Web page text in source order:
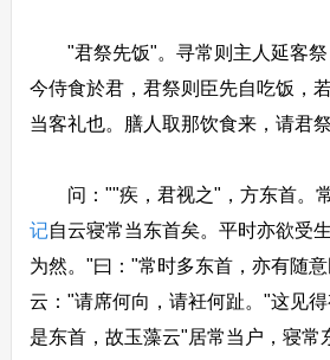
"君祭先饭"。寻常则主人延客祭
今侍食於君，君祭则臣先自吃饭，
当客礼也。膳人取那饮食来，请君祭
问：""疾，君视之"，方东首。常
记自云寝常当东首矣。平时亦欲受
为然。"曰："常时多东首，亦有随
云："请席何向，请衽何趾。"这见
是东首，故玉藻云"居常当户，寝常